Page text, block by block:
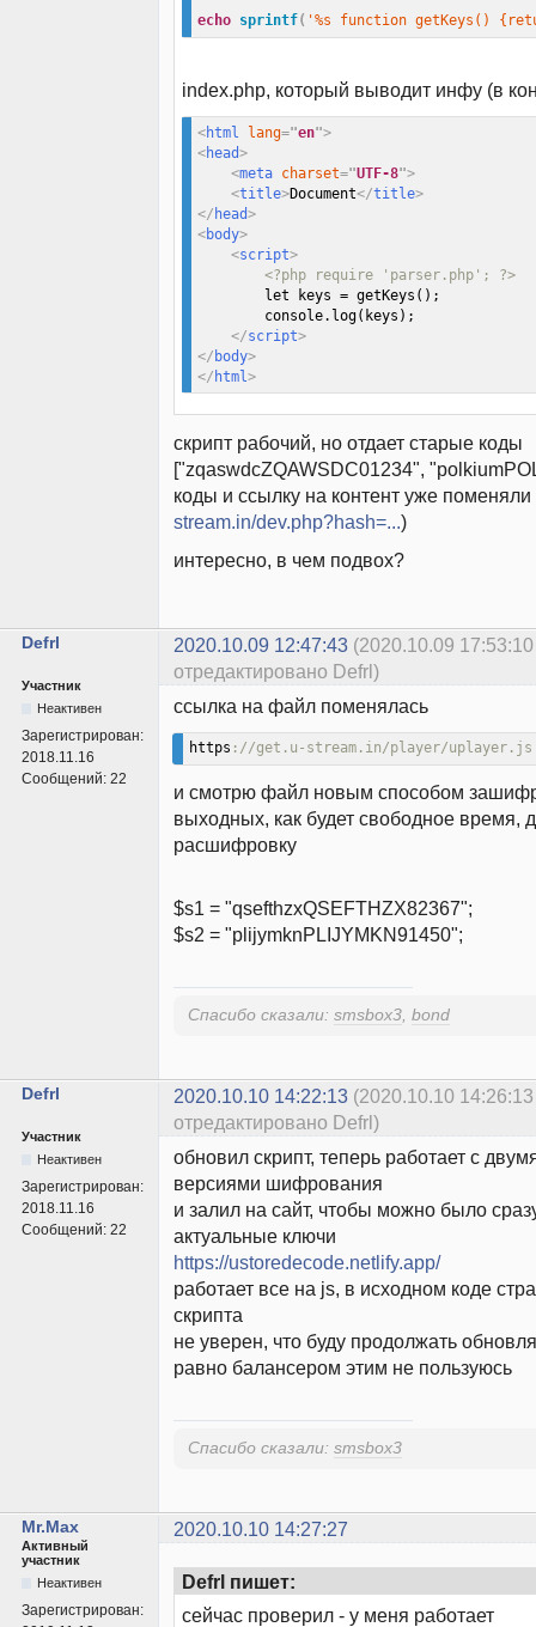
echo sprintf( '%s function getKeys()
index.php, который выводит инфу (в
<html lang="en">
<head>
<meta charset="UTF-8">
<title>Document</title>
</ head>
<body>
<script>
<?php require 'parser.php'; ?>
        let keys = getKeys();
        console.log(keys);
</script>
</ body>
</ html >
скрипт рабочий, но отдает старые коды
["zqaswdcZQAWSDC01234",
коды и ссылку на контент уже поменяли
stream.in/dev.php?hash=...)
интересно, в чем подвох?
Defrl 2020.10.09 12:47:43 (2020.10.09 17:53:10
отредактировано Defrl)
Участник
Неактивен
Зарегистрирован:
2018.11.16
Сообщений: 22
ссылка на файл поменялась
https ://get.u-stream.in/player/uplayer.js
и смотрю файл новым способом
выходных, как будет свободное время,
расшифровку
$s1 = "qsefthzxQSEFTHZX82367";
$s2 = "plijymknPLIJYMKN91450";
Спасибо сказали: smsbox3 bond
Defrl 2020.10.10 14:22:13 (2020.10.10 14:26:13
отредактировано Defrl)
Участник
Неактивен
Зарегистрирован:
2018.11.16
Сообщений: 22
обновил скрипт, теперь работает с
версиями шифрования
и залил на сайт, чтобы можно было
актуальные ключи
https://ustoredecode.netlify.app/
работает все на js, в исходном коде
скрипта
не уверен, что буду продолжать
равно балансером этим не пользуюсь
Спасибо сказали: smsbox3
Mr.Max 2020.10.10 14:27:27
Активный
участник
Неактивен
Зарегистрирован:
Defrl пишет:
сейчас проверил - у меня работает